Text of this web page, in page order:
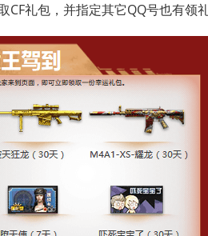
CF礼包，并指定其它QQ号也有领礼